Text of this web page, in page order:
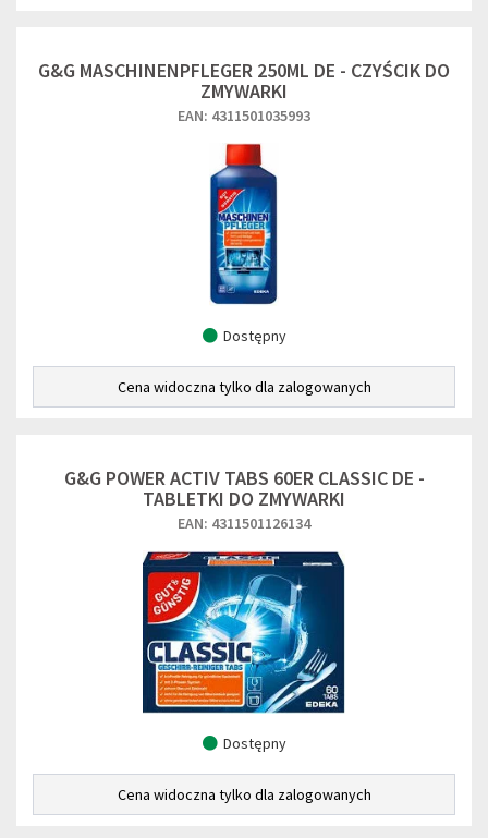
G&G MASCHINENPFLEGER 250ML DE - CZYŚCIK DO
ZMYWARKI
EAN: 4311501035993
Dostępny
Cena widoczna tylko dla zalogowanych
G&G POWER ACTIV TABS 60ER CLASSIC DE -
TABLETKI DO ZMYWARKI
EAN: 4311501126134
Dostępny
Cena widoczna tylko dla zalogowanych